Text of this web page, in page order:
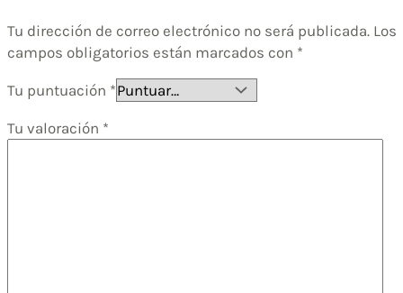
Tu dirección de correo electrónico no será publicada. Los
campos obligatorios están marcados con *
Tu puntuación *
Tu valoración *